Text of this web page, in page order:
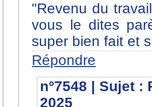
"Revenu du
vous le dites
super bien fait et
Répondre
n°7548 | Sujet :
2025